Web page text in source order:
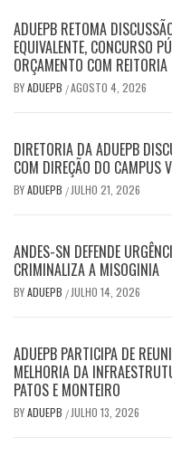
ADUEPB RETOMA
EQUIVALENTE, CONCURSO
ORÇAMENTO COM REITORIA
BYADUEPB /AGOSTO 4, 2026
DIRETORIA DA ADUEPB
COM DIREÇÃO DO CAMPUS V
BYADUEPB / JULHO 21, 2026
ANDES-SN DEFENDE
CRIMINALIZA A MISOGINIA
BYADUEPB / JULHO 14, 2026
ADUEPB PARTICIPA DE
MELHORIA DA
PATOS E MONTEIRO
BYADUEPB / JULHO 13, 2026